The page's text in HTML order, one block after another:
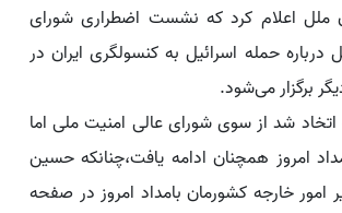
ملل اعلام کرد که نشست اضطراری شورای
درباره حمله اسرائیل به کنسولگری ایران در
برگزار می‌شود.
شد از سوی شورای عالی امنیت ملی اما
امروز همچنان ادامه یافت،چنانکه حسین
امور خارجه کشورمان بامداد امروز در صفحه